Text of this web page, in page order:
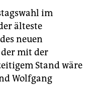
im
älteste
neuen
mit der
Stand wäre
Wolfgang